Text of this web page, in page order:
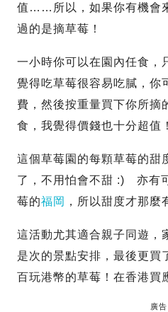
值……所以，如果你有機會
過的是摘草莓！
一小時你可以在園內任食，
覺得吃草莓很容易吃膩，你
費，然後按重量買下你所摘
食，我覺得價錢也十分超值！
這個草莓園的每顆草莓的甜
了，不用怕會不甜 :) 亦有
莓的福岡 ，所以甜度才那麼
這活動尤其適合親子同遊，
是次的景點安排，最後更
百玩港幣的草莓！在香港
廣告